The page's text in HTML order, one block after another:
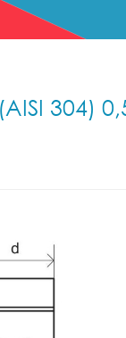
304)